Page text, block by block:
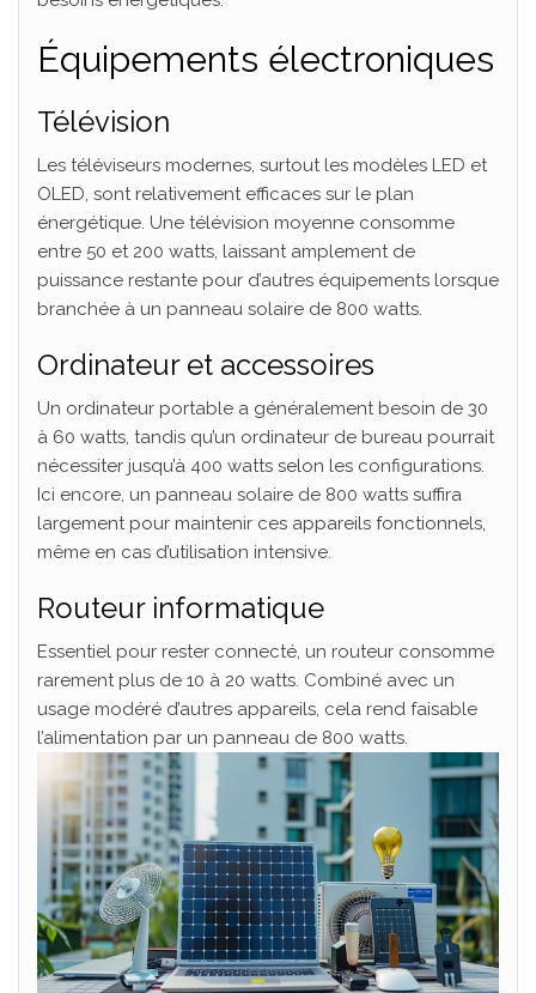
Équipements électroniques
Télévision
Les téléviseurs modernes, surtout les modèles LED et
OLED, sont relativement efficaces sur le plan
énergétique. Une télévision moyenne consomme
entre 50 et 200 watts, laissant amplement de
puissance restante pour d’autres équipements lorsque
branchée à un panneau solaire de 800 watts.
Ordinateur et accessoires
Un ordinateur portable a généralement besoin de 30
à 60 watts, tandis qu’un ordinateur de bureau pourrait
nécessiter jusqu’à 400 watts selon les configurations.
Ici encore, un panneau solaire de 800 watts suffira
largement pour maintenir ces appareils fonctionnels,
même en cas d’utilisation intensive.
Routeur informatique
Essentiel pour rester connecté, un routeur consomme
rarement plus de 10 à 20 watts. Combiné avec un
usage modéré d’autres appareils, cela rend faisable
l’alimentation par un panneau de 800 watts.